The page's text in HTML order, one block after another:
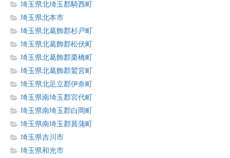
埼玉県北埼玉郡騎西町
埼玉県北本市
埼玉県北葛飾郡杉戸町
埼玉県北葛飾郡松伏町
埼玉県北葛飾郡栗橋町
埼玉県北葛飾郡鷲宮町
埼玉県北足立郡伊奈町
埼玉県南埼玉郡宮代町
埼玉県南埼玉郡白岡町
埼玉県南埼玉郡菖蒲町
埼玉県吉川市
埼玉県和光市